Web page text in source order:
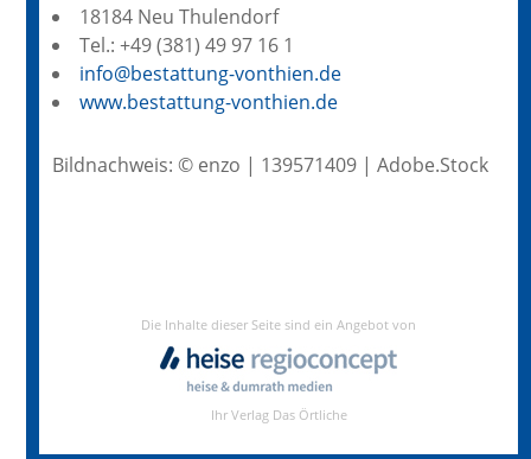
18184 Neu Thulendorf
Tel.: +49 (381) 49 97 16 1
info@bestattung-vonthien.de
www.bestattung-vonthien.de
Bildnachweis: © enzo | 139571409 | Adobe.Stock